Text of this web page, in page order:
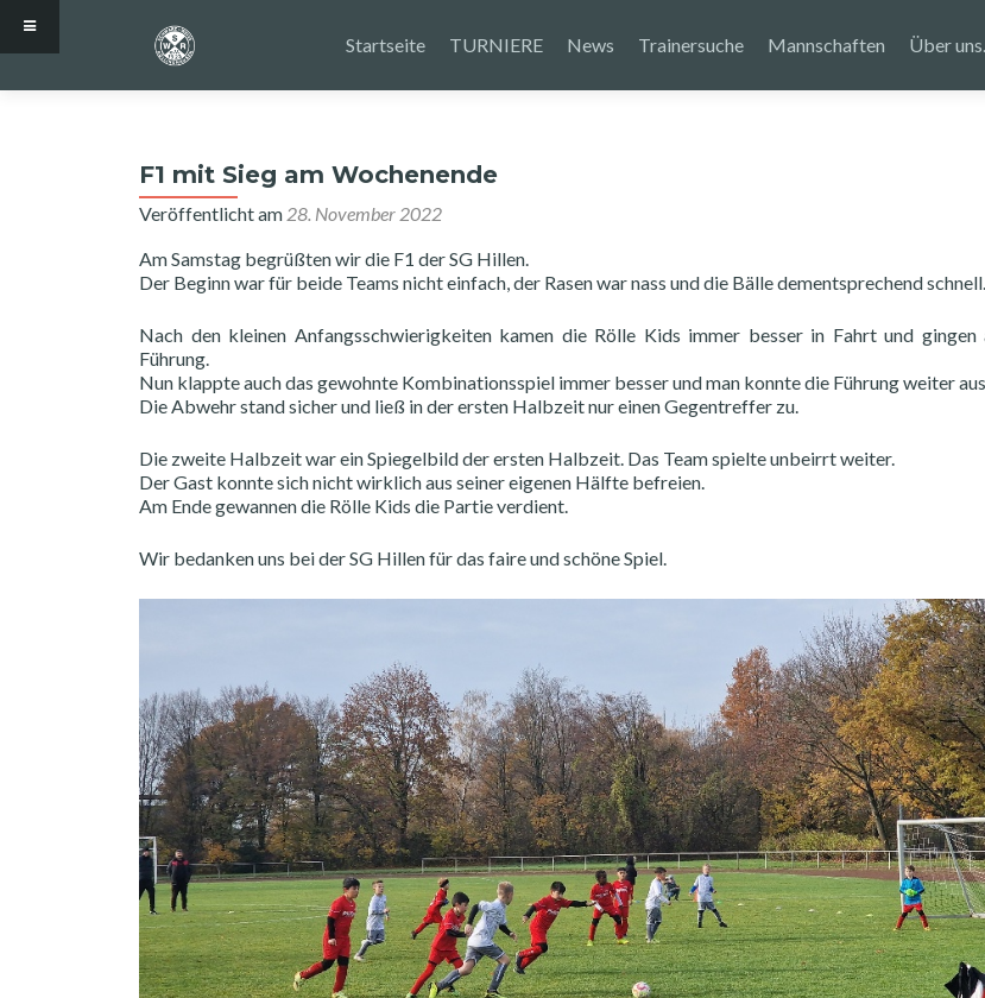
Inhalt
Startseite TURNIERE News Trainersuche Mannschaften Über
F1 mit Sieg am Wochenende
Veröffentlicht am 28. November 2022
Am Samstag begrüßten wir die F1 der SG Hillen.
Der Beginn war für beide Teams nicht einfach, der Rasen war nass und die Bälle dementsprechend schnell.
Nach den kleinen Anfangsschwierigkeiten kamen die Rölle Kids immer besser in Fahrt und gingen
Führung.
Nun klappte auch das gewohnte Kombinationsspiel immer besser und man konnte die Führung weiter
Die Abwehr stand sicher und ließ in der ersten Halbzeit nur einen Gegentreffer zu.
Die zweite Halbzeit war ein Spiegelbild der ersten Halbzeit. Das Team spielte unbeirrt weiter.
Der Gast konnte sich nicht wirklich aus seiner eigenen Hälfte befreien.
Am Ende gewannen die Rölle Kids die Partie verdient.
Wir bedanken uns bei der SG Hillen für das faire und schöne Spiel.